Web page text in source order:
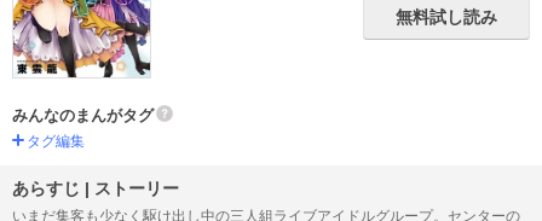
無料試し読み
みんなのまんがタグ
タグ編集
あらすじ | ストーリー
いまだ集客も少なく駆け出し中の三人組ライブアイドルグループ。センターの